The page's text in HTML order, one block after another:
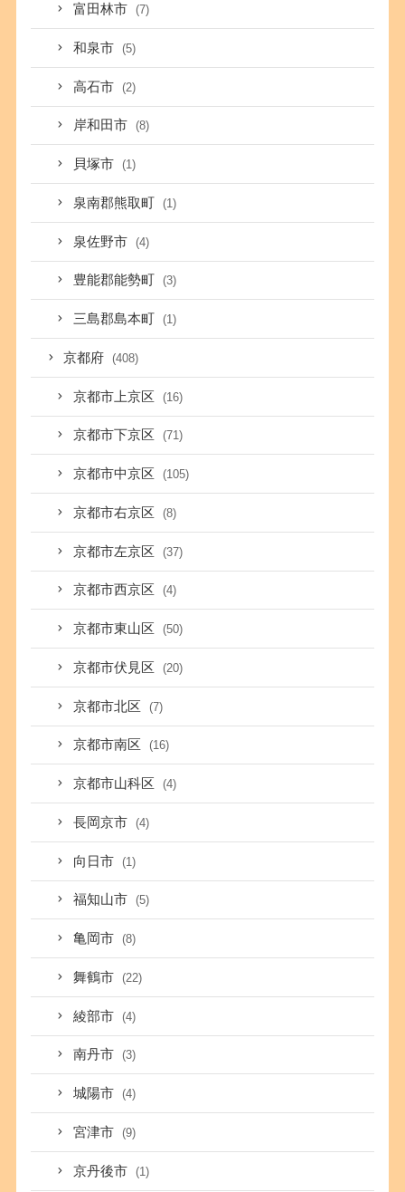
富田林市 (7)
和泉市 (5)
高石市 (2)
岸和田市 (8)
貝塚市 (1)
泉南郡熊取町 (1)
泉佐野市 (4)
豊能郡能勢町 (3)
三島郡島本町 (1)
京都府 (408)
京都市上京区 (16)
京都市下京区 (71)
京都市中京区 (105)
京都市右京区 (8)
京都市左京区 (37)
京都市西京区 (4)
京都市東山区 (50)
京都市伏見区 (20)
京都市北区 (7)
京都市南区 (16)
京都市山科区 (4)
長岡京市 (4)
向日市 (1)
福知山市 (5)
亀岡市 (8)
舞鶴市 (22)
綾部市 (4)
南丹市 (3)
城陽市 (4)
宮津市 (9)
京丹後市 (1)